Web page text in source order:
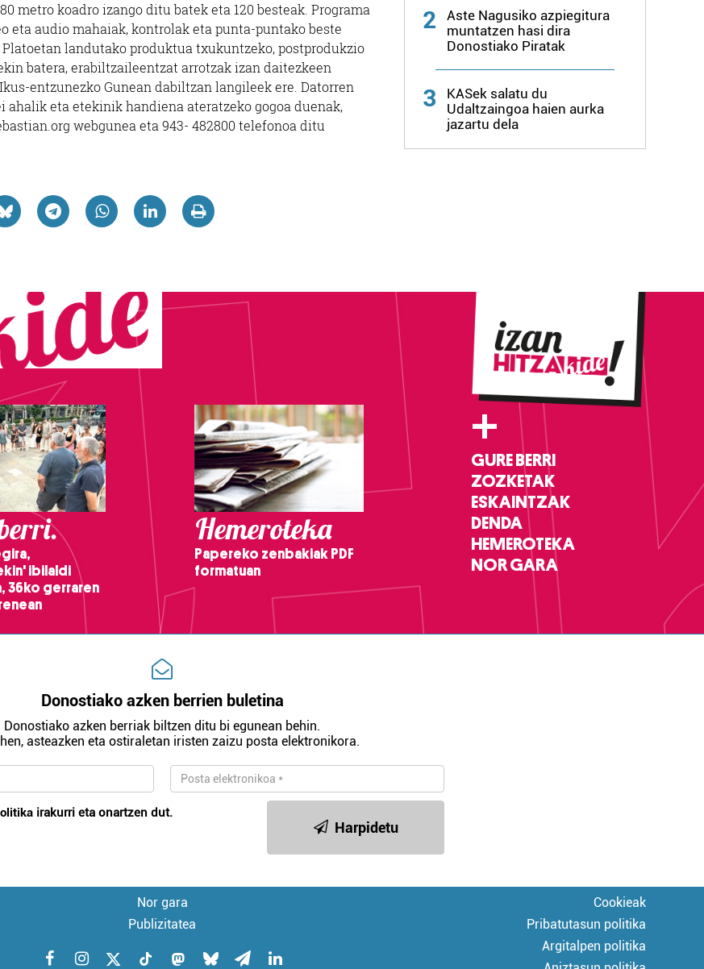
metro koadro izango ditu batek eta 120 besteak. Programa
audio mahaiak, kontrolak eta punta-puntako beste
landutako produktua txukuntzeko, postprodukzio
batera, erabiltzaileentzat arrotzak izan daitezkeen
entzunezko Gunean dabiltzan langileek ere. Datorren
eta etekinik handiena ateratzeko gogoa duenak,
webgunea eta 943- 482800 telefonoa ditu
2
Aste Nagusiko azpiegitura
muntatzen hasi dira
Donostiako Piratak
3
KASek salatu du
Udaltzaingoa haien aurka
jazartu dela
ibilaldi
36ko gerraren
Hemeroteka
Papereko zenbakiak PDF
formatuan
+
GURE BERRI
ZOZKETAK
ESKAINTZAK
DENDA
HEMEROTEKA
NOR GARA
Donostiako azken berrien buletina
Donostiako azken berriak biltzen ditu bi egunean behin.
asteazken eta ostiraletan iristen zaizu posta elektronikora.
irakurri eta onartzen dut.
Harpidetu
Nor gara
Publizitatea
Cookieak
Pribatutasun politika
Argitalpen politika